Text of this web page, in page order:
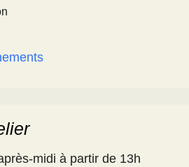
midi à partir de 13h